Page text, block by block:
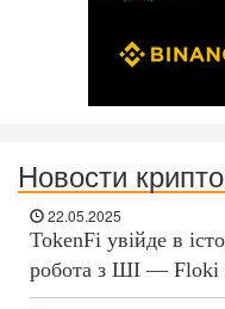
Новости
22.05.2025
TokenFi увійде в
робота з ШІ — Floki